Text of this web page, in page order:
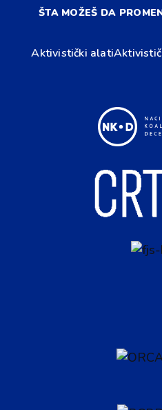
ŠTA MOŽEŠ DA
Aktivistički alati